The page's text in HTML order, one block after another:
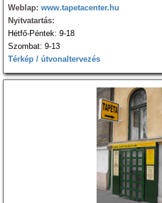
Weblap: www.tapetacenter.hu
Nyitvatartás:
Hétfő-Péntek: 9-18
Szombat: 9-13
Térkép / útvonaltervezés